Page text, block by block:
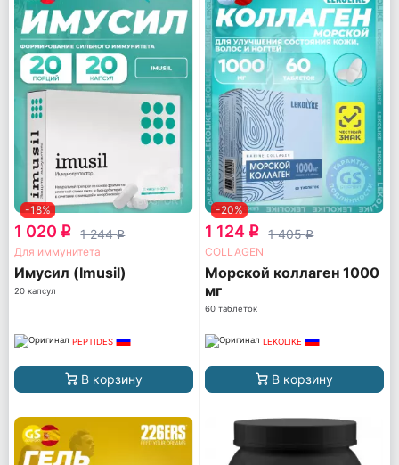
-18%
1 020 q 1 244q
Для иммунитета
Имусил (Imusil)
20 капсул
PEPTIDES
В корзину
-20%
1 124 q 1 405q
COLLAGEN
Морской коллаген 1000
мг
60 таблеток
LEKOLIKE
В корзину